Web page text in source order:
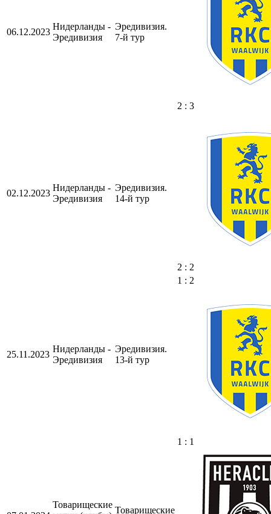
06.12.2023
Нидерланды -
Эредивизия
Эредивизия.
7-й тур
2 : 3
02.12.2023
Нидерланды -
Эредивизия
Эредивизия.
14-й тур
2 : 2
25.11.2023
Нидерланды -
Эредивизия
Эредивизия.
13-й тур
1 : 2
Товарищеские
Товарищеские
1 : 1